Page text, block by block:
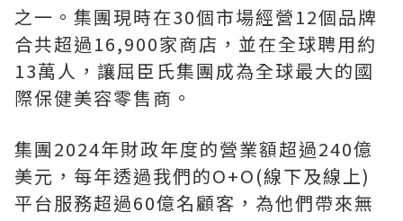
之一。集團現時在30個市場經營12個品牌
合共超過16,900家商店，並在全球聘用約
13萬人，讓屈臣氏集團成為全球最大的國
際保健美容零售商。
集團2024年財政年度的營業額超過240億
美元，每年透過我們的O+O(線下及線上)
平台服務超過60億名顧客，為他們帶來無